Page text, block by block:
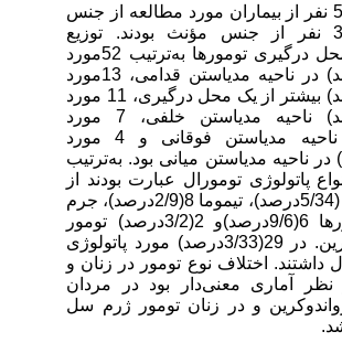
نفر از بیماران مورد مطالعه از جنس
و34 نفر از جنس مؤنث بودند. توزیع
فراوانی محل درگیری تومورها به‌ترتیب 52مورد
(8/59درصد) در ناحیه مدیاستن قدامی، 13مورد
(9/14درصد) بیشتر از یک محل درگیری، 11 مورد
،
7 مورد
فوقانی و 4 مورد
در ناحیه مدیاستن میانی بود. به‌ترتیب
پاتولوژی تومورال عبارت بودند از
لنفوما 30 (5/34درصد)، تیموما 8(2/9درصد)، جرم
سل تومورها 6(9/6درصد)و 2(3/2درصد) تومور
نورواندوکرین. در 29(3/33درصد) مورد پاتولوژی
داشتند. اختلاف نوع تومور در زنان و
آماری معنی‌دار بود در مردان
و در زنان تومور ژرم سل